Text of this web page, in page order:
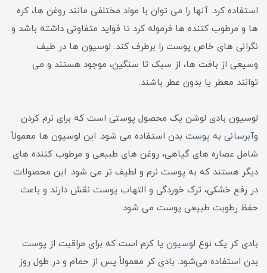
استفاده کرد. آنها را می توان با مواد مختلفی مانند روغن ها، کره
ها و مرطوب کننده ها فرموله کرد تا فواید متفاوتی داشته باشد و
نگرانی های خاص پوست را برطرف کند. لوسیون ها در طیف
وسیعی از بافت ها، از سبک تا سنگین، موجود هستند و می
توانند معطر یا بدون عطر باشند.
لوسیون بادی لوشن یک محصول پوستی است که برای نرم کردن
وآبرسانی به پوست بدن استفاده می شود. این لوسیون ها معمولاً
شامل عصاره های گیاهی، روغن های طبیعی و مرطوب کننده های
دیگر هستند که به پوست نرم و لطیف تر می شود. این محصولات
در رفع خشکی، ترک خوردگی و التهاب پوست نقش دارند و باعث
حفظ رطوبت طبیعی پوست می شود.
بادی کر یک نوع لوسیون یا کرم است که برای مراقبت از پوست
بدن استفاده می‌شود. بادی کر معمولاً پس از حمام و در طول روز